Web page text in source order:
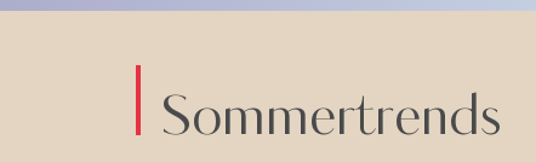
Sommertrends